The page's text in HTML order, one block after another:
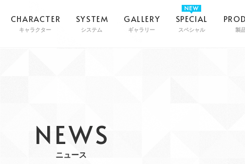
CHARACTER
キャラクター
SYSTEM
システム
GALLERY
ギャラリー
SPECIAL
スペシャル 製
NEWS
ニュース